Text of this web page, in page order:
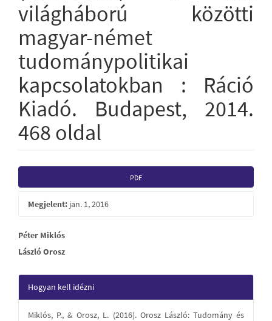
világháború közötti
magyar-német
tudománypolitikai
kapcsolatokban : Ráció
Kiadó. Budapest, 2014.
468 oldal
Article
Sidebar
PDF
Megjelent: jan. 1, 2016
Main
Article
Content
Péter Miklós
László Orosz
Article
Details
Hogyan kell idézni
Miklós, P., & Orosz, L. (2016). Orosz László: Tudomány és